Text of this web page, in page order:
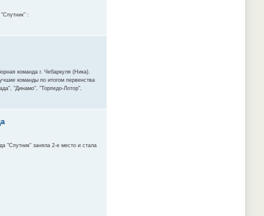
:
команда г. Чебаркуля (Ника).
команды по итогом первенства
"Динамо", "Торпедо-Лотор",
"Спутник" заняла 2-е место и стала